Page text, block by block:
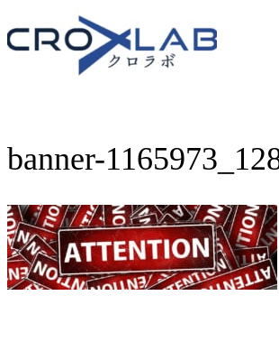
to
content
banner-